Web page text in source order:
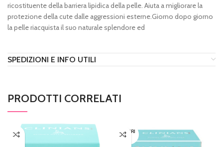
ricostituente della barriera lipidica della pelle. Aiuta a migliorare la
protezione della cute dalle aggressioni esterne.Giorno dopo giorno
la pelle riacquista il suo naturale splendore ed
SPEDIZIONI E INFO UTILI
PRODOTTI CORRELATI
ESAURI
TO